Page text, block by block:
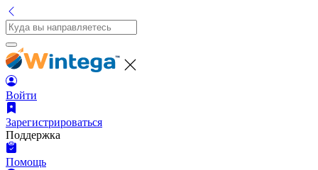
Войти
Зарегистрироваться
Поддержка
Помощь